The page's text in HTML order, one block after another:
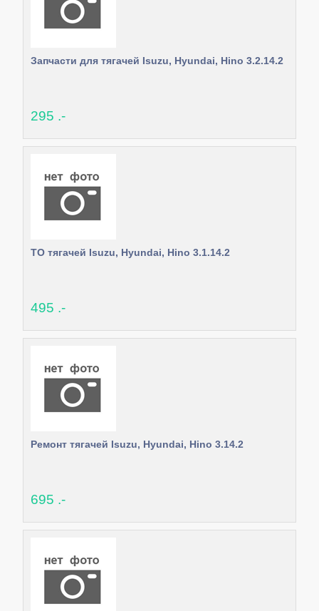
Запчасти для тягачей Isuzu, Hyundai, Hino 3.2.14.2
295 .-
ТО тягачей Isuzu, Hyundai, Hino 3.1.14.2
495 .-
Ремонт тягачей Isuzu, Hyundai, Hino 3.14.2
695 .-